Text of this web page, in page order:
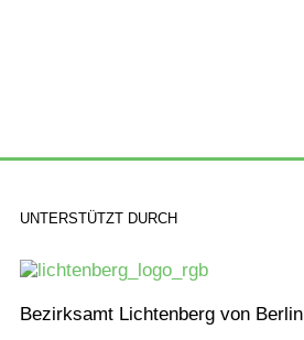
UNTERSTÜTZT DURCH
Bezirksamt Lichtenberg von Berlin